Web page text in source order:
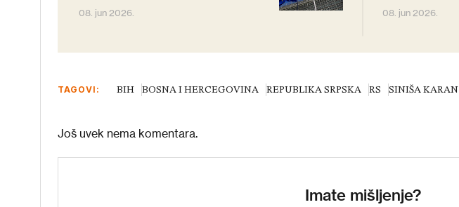
08. jun 2026. 08. jun 2026.
TAGOVI: BIH BOSNA I HERCEGOVINA REPUBLIKA SRPSKA RS SINIŠA KARAN
Još uvek nema komentara.
Imate mišljenje?